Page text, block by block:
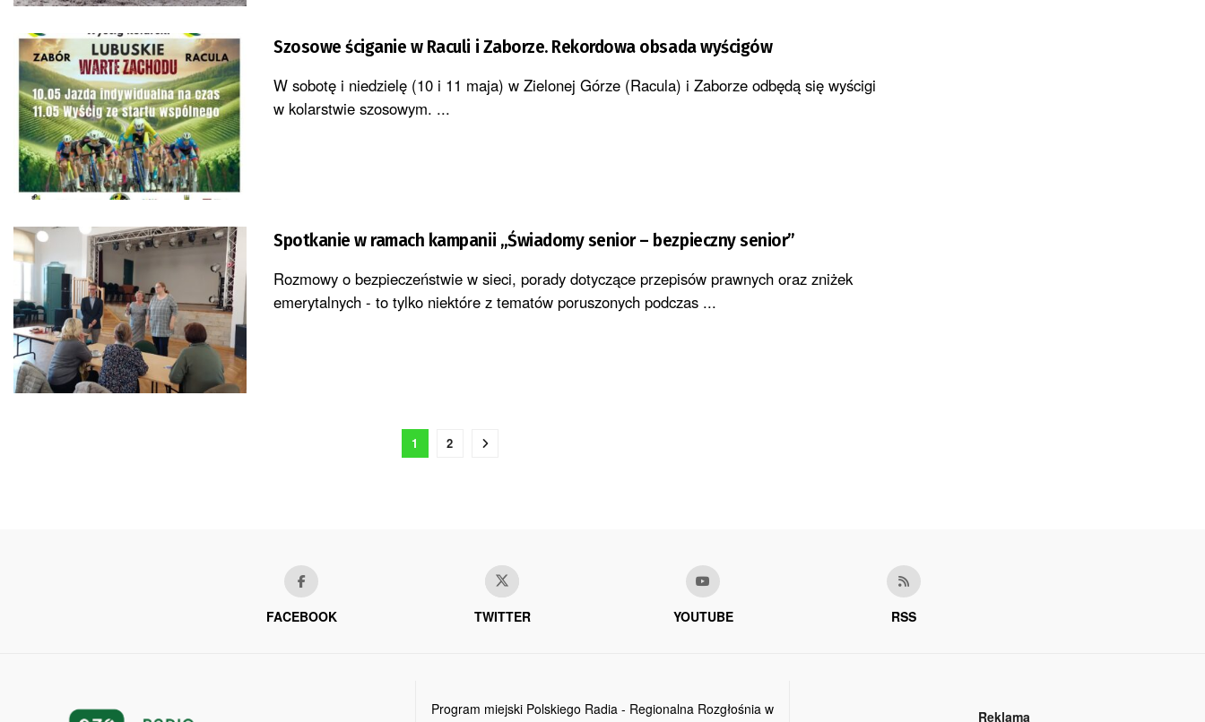
Szosowe ściganie w Raculi i Zaborze. Rekordowa obsada wyścigów
W sobotę i niedzielę (10 i 11 maja) w Zielonej Górze (Racula) i Zaborze odbędą się wyścigi
w kolarstwie szosowym. ...
Spotkanie w ramach kampanii „Świadomy senior – bezpieczny senior”
Rozmowy o bezpieczeństwie w sieci, porady dotyczące przepisów prawnych oraz zniżek
emerytalnych - to tylko niektóre z tematów poruszonych podczas ...
1 2
FACEBOOK TWITTER YOUTUBE RSS
Program miejski Polskiego Radia - Regionalna Rozgłośnia w
Reklama